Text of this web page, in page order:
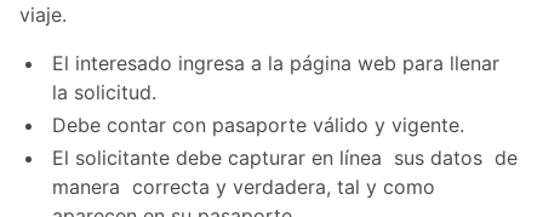
viaje.
El interesado ingresa a la página web para llenar
la solicitud.
Debe contar con pasaporte válido y vigente.
El solicitante debe capturar en línea sus datos de
manera correcta y verdadera, tal y como